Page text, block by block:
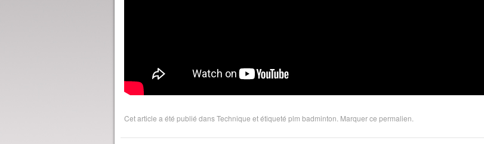
Cet article a été publié dansTechnique et étiqueté plm badminton . Marquer ce permalien